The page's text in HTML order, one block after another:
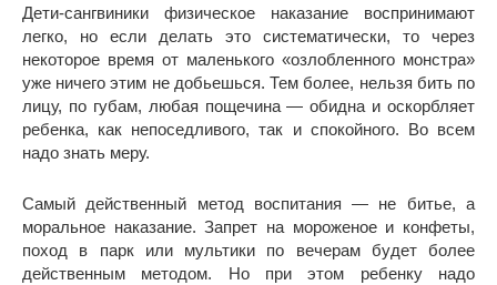
Дети-сангвиники физическое наказание воспринимают
легко, но если делать это систематически, то через
некоторое время от маленького «озлобленного монстра»
уже ничего этим не добьешься. Тем более, нельзя бить по
лицу, по губам, любая пощечина — обидна и оскорбляет
ребенка, как непоседливого, так и спокойного. Во всем
надо знать меру.
Самый действенный метод воспитания — не битье, а
моральное наказание. Запрет на мороженое и конфеты,
поход в парк или мультики по вечерам будет более
действенным методом. Но при этом ребенку надо